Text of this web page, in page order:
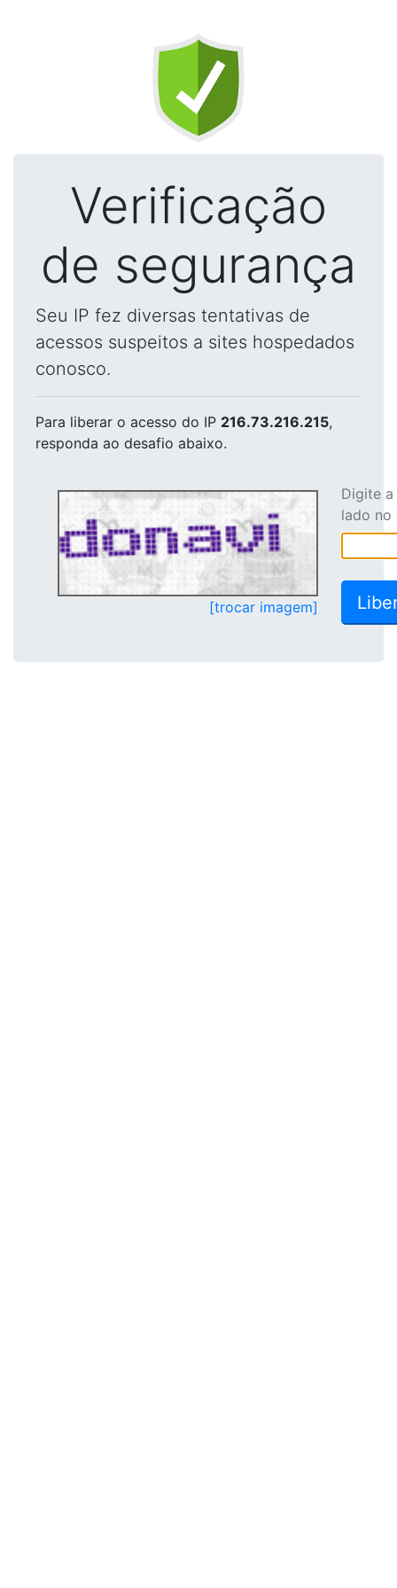
Verificação
de segurança
Seu IP fez diversas tentativas de
acessos suspeitos a sites hospedados
conosco.
Para liberar o acesso do IP 216.73.216.215,
responda ao desafio abaixo.
[trocar imagem]
Digite
lado no